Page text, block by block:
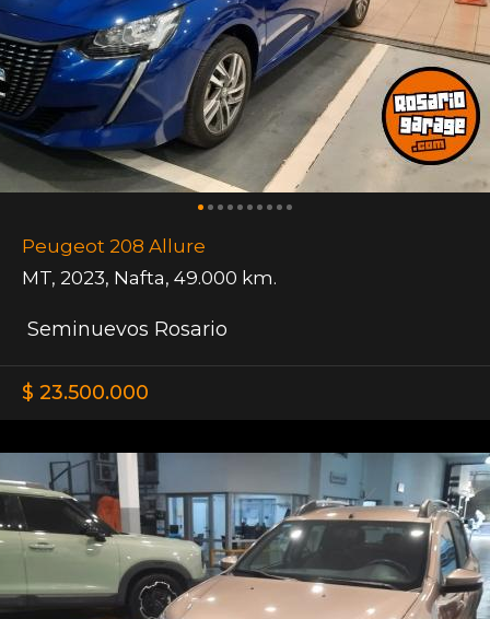
Peugeot 208 Allure
MT, 2023, Nafta, 49.000 km.
Seminuevos Rosario
$ 23.500.000